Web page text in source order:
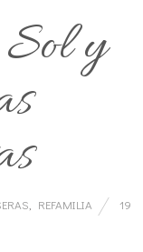
y
REFAMILIA
19